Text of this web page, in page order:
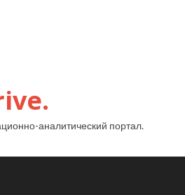
аналитический портал.